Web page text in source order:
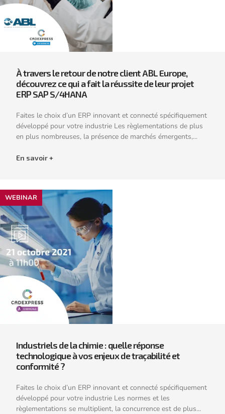
À travers le retour de notre client ABL Europe,
découvrez ce qui a fait la réussite de leur projet
ERP SAP S/4HANA
Faites le choix d’un ERP innovant et connecté spécifiquement
développé pour votre industrie Les règlementations de plus
en plus nombreuses, la présence de marchés émergents,...
En savoir +
WEBINAR
Industriels de la chimie : quelle réponse
technologique à vos enjeux de traçabilité et
conformité ?
Faites le choix d’un ERP innovant et connecté spécifiquement
développé pour votre industrie Les normes et les
règlementations se multiplient, la concurrence est de plus...